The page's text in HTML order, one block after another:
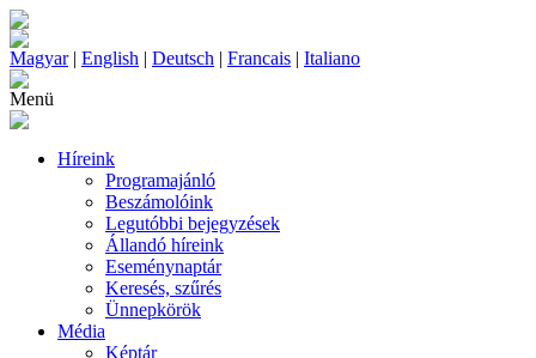
Magyar| English | Deutsch | Francais | Italiano
Menü
Híreink
Programajánló
Beszámolóink
Legutóbbi bejegyzések
Állandó híreink
Eseménynaptár
Keresés, szűrés
Ünnepkörök
Média
Képtár